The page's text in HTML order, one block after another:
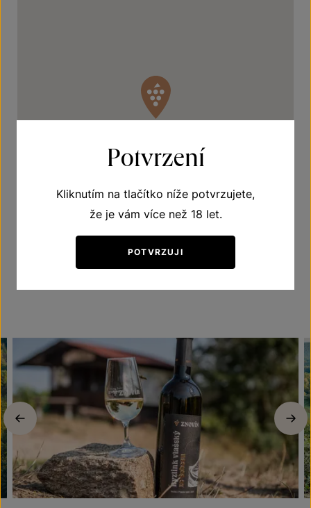
Previous
Potvrzení
Kliknutím na tlačítko níže potvrzujete,
že je vám více než 18 let.
POTVRZUJI